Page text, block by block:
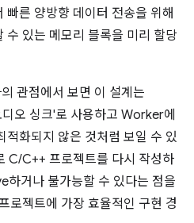
빠른 양방향 데이터 전송을 위해
수 있는 메모리 블록을 미리 할당
관점에서 보면 이 설계는
오 싱크'로 사용하고 Worker에
적화되지 않은 것처럼 보일 수 있
C/C++ 프로젝트를 다시 작성하
거나 불가능할 수 있다는 점을
로젝트에 가장 효율적인 구현 경